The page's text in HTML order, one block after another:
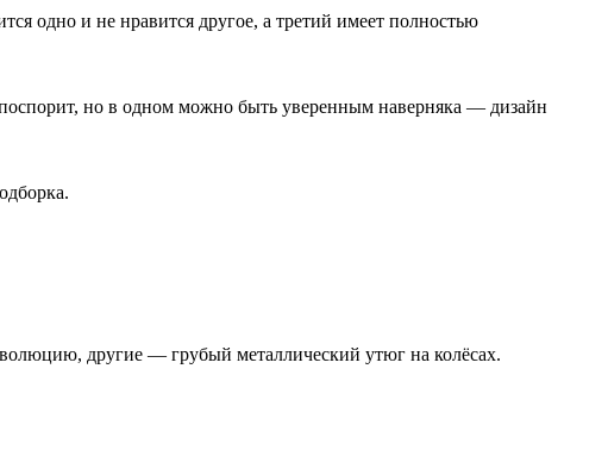
одно и не нравится другое, а третий имеет полностью
но в одном можно быть уверенным наверняка — дизайн
другие — грубый металлический утюг на колёсах.